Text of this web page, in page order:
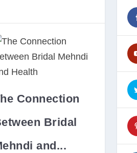
Connection
Bridal
and...